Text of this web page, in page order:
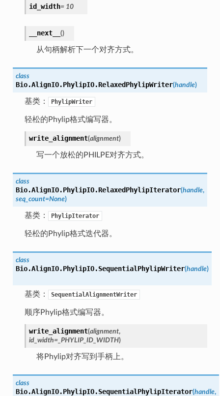
id_width= 10
__next__ ()
从句柄解析下一个对齐方式。
class
Bio.AlignIO.PhylipIO.RelaxedPhylipWriter(handle)
基类： PhylipWriter
轻松的Phylip格式编写器。
write_alignment(alignment)
写一个放松的PHILPE对齐方式。
class
Bio.AlignIO.PhylipIO.RelaxedPhylipIterator(handle,
seq_count=None)
基类： PhylipIterator
轻松的Phylip格式迭代器。
class
Bio.AlignIO.PhylipIO.SequentialPhylipWriter(handle)
基类： SequentialAlignmentWriter
顺序Phylip格式编写器。
write_alignment(alignment,
id_width=_PHYLIP_ID_WIDTH)
将Phylip对齐写到手柄上。
class
Bio.AlignIO.PhylipIO.SequentialPhylipIterator(handle,